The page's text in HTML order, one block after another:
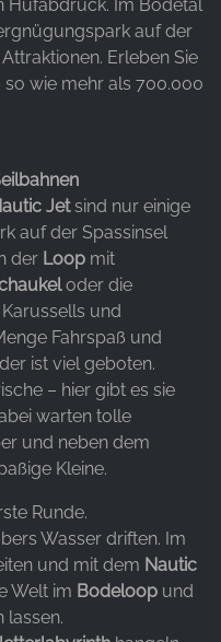
Hufabdruck. Im Bodetal
auf der
Erleben Sie
wie mehr als 700.000
Jetsind nur einige
auf der Spassinsel
der Loop mit
oder die
und
Fahrspaß und
ist viel geboten.
– hier gibt es sie
warten tolle
und neben dem
Kleine.
Runde.
Wasser driften. Im
und mit dem Nautic
Welt im Bodeloop und
lassen.
anonym.
zu verstehen, wie